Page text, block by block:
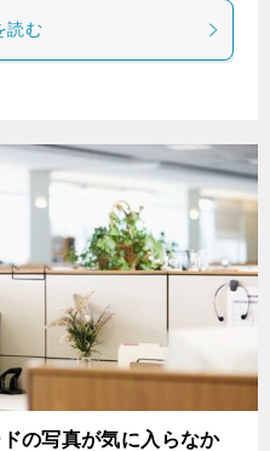
読む
の写真が気に入らなか